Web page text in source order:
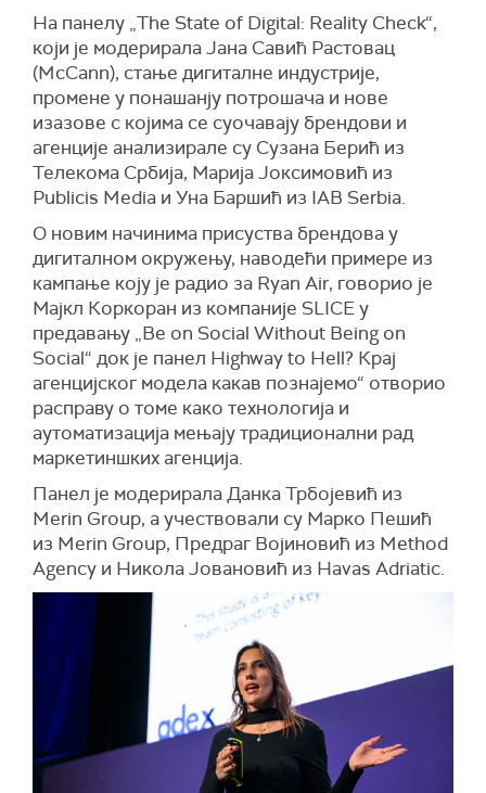
На панелу „The State of Digital: Reality Check“,
који је модерирала Јана Савић Растовац
(McCann), стање дигиталне индустрије,
промене у понашанју потрошача и нове
изазове с којима се суочавају брендови и
агенције анализирале су Сузана Берић из
Телекома Србија, Марија Јоксимовић из
Publicis Media и Уна Баршић из IAB Serbia.
О новим начинима присуства брендова у
дигиталном окружењу, наводећи примере из
кампање коју је радио за Ryan Air, говорио је
Мајкл Коркоран из компаније SLICE у
предавању „Be on Social Without Being on
Social“ док је панел Highway to Hell? Крај
агенцијског модела какав познајемо“ отворио
расправу о томе како технологија и
аутоматизација мењају традиционални рад
маркетиншких агенција.
Панел је модерирала Данка Трбојевић из
Merin Group, а учествовали су Марко Пешић
из Merin Group, Предраг Војиновић из Method
Agency и Никола Јовановић из Havas Adriatic.